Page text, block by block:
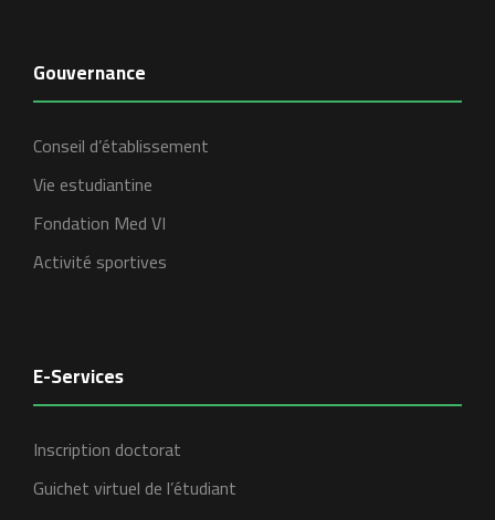
Gouvernance
Conseil d’établissement
Vie estudiantine
Fondation Med VI
Activité sportives
E-Services
Inscription doctorat
Guichet virtuel de l’étudiant